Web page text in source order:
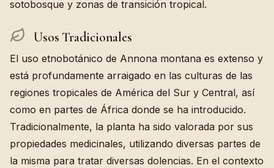
sotobosque y zonas de transición tropical.
Usos Tradicionales
El uso etnobotánico de Annona montana es extenso y
está profundamente arraigado en las culturas de las
regiones tropicales de América del Sur y Central, así
como en partes de África donde se ha introducido.
Tradicionalmente, la planta ha sido valorada por sus
propiedades medicinales, utilizando diversas partes de
la misma para tratar diversas dolencias. En el contexto